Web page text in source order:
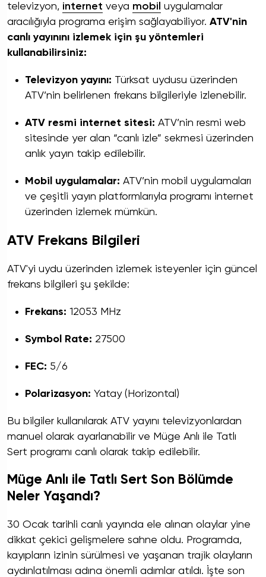
televizyon, internet veya mobil uygulamalar
aracılığıyla programa erişim sağlayabiliyor. ATV'nin
canlı yayınını izlemek için şu yöntemleri
kullanabilirsiniz:
Televizyon yayını: Türksat uydusu üzerinden
ATV’nin belirlenen frekans bilgileriyle izlenebilir.
ATV resmi internet sitesi: ATV’nin resmi web
sitesinde yer alan “canlı izle” sekmesi üzerinden
anlık yayın takip edilebilir.
Mobil uygulamalar: ATV’nin mobil uygulamaları
ve çeşitli yayın platformlarıyla programı internet
üzerinden izlemek mümkün.
ATV Frekans Bilgileri
ATV'yi uydu üzerinden izlemek isteyenler için güncel
frekans bilgileri şu şekilde:
Frekans: 12053 MHz
Symbol Rate: 27500
FEC: 5/6
Polarizasyon: Yatay (Horizontal)
Bu bilgiler kullanılarak ATV yayını televizyonlardan
manuel olarak ayarlanabilir ve Müge Anlı ile Tatlı
Sert programı canlı olarak takip edilebilir.
Müge Anlı ile Tatlı Sert Son Bölümde
Neler Yaşandı?
30 Ocak tarihli canlı yayında ele alınan olaylar yine
dikkat çekici gelişmelere sahne oldu. Programda,
kayıpların izinin sürülmesi ve yaşanan trajik olayların
aydınlatılması adına önemli adımlar atıldı. İşte son